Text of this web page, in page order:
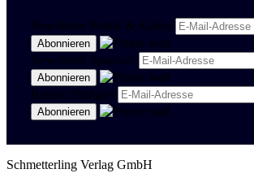
Newsletter Politik & Kultur
Newsletter Spanisch
Region Stuttgart
Schmetterling Verlag GmbH